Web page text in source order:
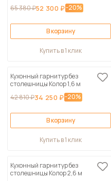
65 380 ₽52 300 ₽-20%
В корзину
Купить в 1 клик
Кухонный гарнитур без
столешницы Колор 1,6 м
42 810 ₽34 250 ₽-20%
В корзину
Купить в 1 клик
Кухонный гарнитур без
столешницы Колор 2,6 м